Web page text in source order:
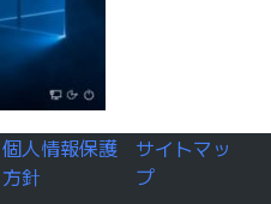
サイトマッ
プ
個人情報保護
方針